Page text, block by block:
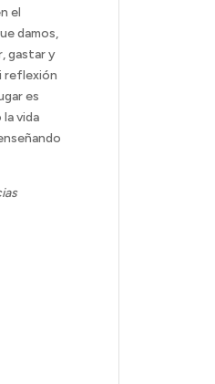
el
damos,
gastar y
reflexión
es
vida